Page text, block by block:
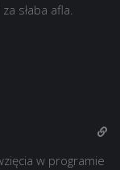
słaba afla.
w programie